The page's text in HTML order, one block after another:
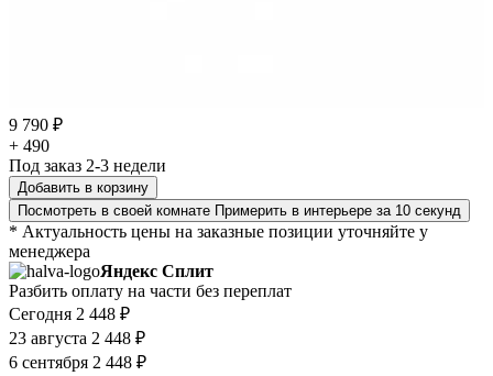
9 790 ₽
+ 490
Под заказ 2-3 недели
Добавить в корзину
Посмотреть в своей комнате Примерить в интерьере за 10 секунд
* Актуальность цены на заказные позиции уточняйте у
менеджера
Яндекс Сплит
Разбить оплату на части без переплат
Сегодня 2 448 ₽
23 августа 2 448 ₽
6 сентября 2 448 ₽